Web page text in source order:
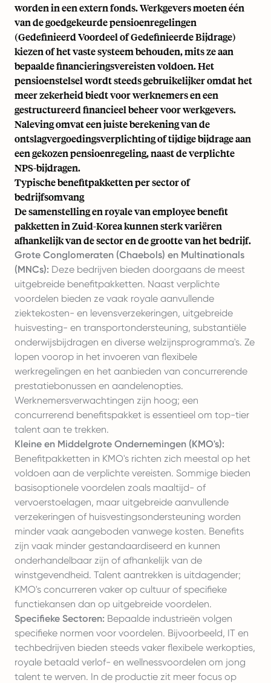
worden in een extern fonds. Werkgevers moeten één
van de goedgekeurde pensioenregelingen
(Gedefinieerd Voordeel of Gedefinieerde Bijdrage)
kiezen of het vaste systeem behouden, mits ze aan
bepaalde financieringsvereisten voldoen. Het
pensioenstelsel wordt steeds gebruikelijker omdat het
meer zekerheid biedt voor werknemers en een
gestructureerd financieel beheer voor werkgevers.
Naleving omvat een juiste berekening van de
ontslagvergoedingsverplichting of tijdige bijdrage aan
een gekozen pensioenregeling, naast de verplichte
NPS-bijdragen.
Typische benefitpakketten per sector of
bedrijfsomvang
De samenstelling en royale van employee benefit
pakketten in Zuid-Korea kunnen sterk variëren
afhankelijk van de sector en de grootte van het bedrijf.
Grote Conglomeraten (Chaebols) en Multinationals
(MNCs): Deze bedrijven bieden doorgaans de meest
uitgebreide benefitpakketten. Naast verplichte
voordelen bieden ze vaak royale aanvullende
ziektekosten- en levensverzekeringen, uitgebreide
huisvesting- en transportondersteuning, substantiële
onderwijsbijdragen en diverse welzijnsprogramma's. Ze
lopen voorop in het invoeren van flexibele
werkregelingen en het aanbieden van concurrerende
prestatiebonussen en aandelenopties.
Werknemersverwachtingen zijn hoog; een
concurrerend benefitspakket is essentieel om top-tier
talent aan te trekken.
Kleine en Middelgrote Ondernemingen (KMO's):
Benefitpakketten in KMO's richten zich meestal op het
voldoen aan de verplichte vereisten. Sommige bieden
basisoptionele voordelen zoals maaltijd- of
vervoerstoelagen, maar uitgebreide aanvullende
verzekeringen of huisvestingsondersteuning worden
minder vaak aangeboden vanwege kosten. Benefits
zijn vaak minder gestandaardiseerd en kunnen
onderhandelbaar zijn of afhankelijk van de
winstgevendheid. Talent aantrekken is uitdagender;
KMO's concurreren vaker op cultuur of specifieke
functiekansen dan op uitgebreide voordelen.
Specifieke Sectoren: Bepaalde industrieën volgen
specifieke normen voor voordelen. Bijvoorbeeld, IT en
techbedrijven bieden steeds vaker flexibele werkopties,
royale betaald verlof- en wellnessvoordelen om jong
talent te werven. In de productie zit meer focus op